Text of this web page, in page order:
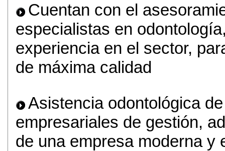
Cuentan con el
especialistas en
experiencia en el sector,
de máxima calidad
Asistencia odontológica
empresariales de gestión,
de una empresa moderna y